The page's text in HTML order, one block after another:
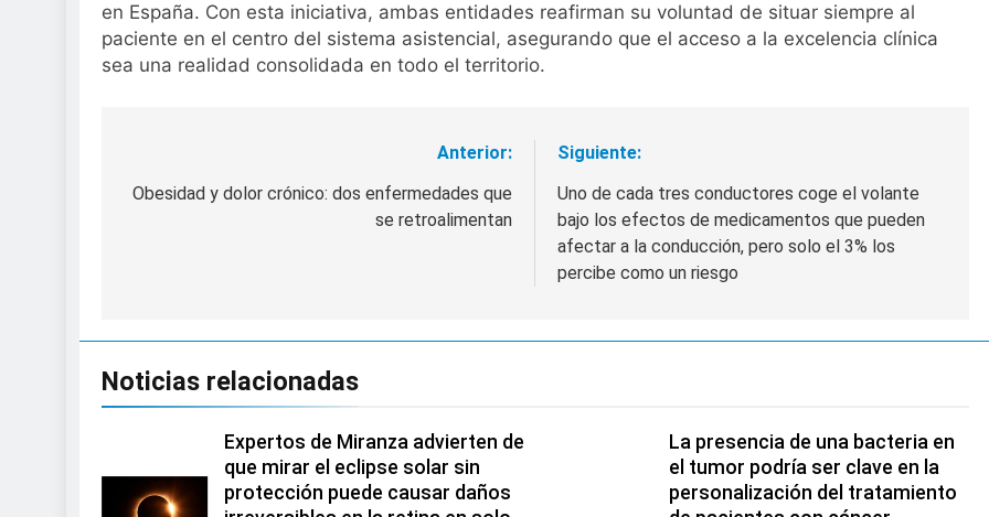
en España. Con esta iniciativa, ambas entidades reafirman su voluntad de situar siempre al
paciente en el centro del sistema asistencial, asegurando que el acceso a la excelencia clínica
sea una realidad consolidada en todo el territorio.
de
Anterior:
Obesidad y dolor crónico: dos enfermedades que
se retroalimentan
Siguiente:
Uno de cada tres conductores coge el volante
bajo los efectos de medicamentos que pueden
afectar a la conducción, pero solo el 3% los
percibe como un riesgo
Noticias relacionadas
Expertos de Miranza advierten de
que mirar el eclipse solar sin
protección puede causar daños
La presencia de una bacteria en
el tumor podría ser clave en la
personalización del tratamiento